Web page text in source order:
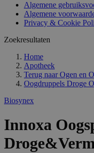
Algemene
Algemene
Privacy & Cookie
Zoekresultaten
Home
Apotheek
Terug naar Ogen en
Oogdruppels Droge
Biosynex
Innoxa